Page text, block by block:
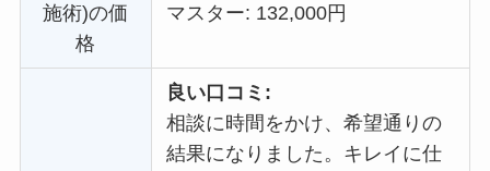
施術)の価
格
マスター: 132,000円
良い口コミ:
相談に時間をかけ、希望通りの
結果になりました。キレイに仕